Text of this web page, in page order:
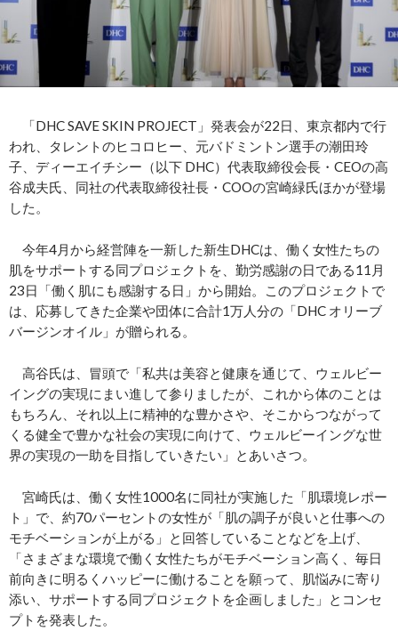
「DHC SAVE SKIN PROJECT」発表会が22日、東京都内で行
われ、タレントのヒコロヒー、元バドミントン選手の潮田玲
子、ディーエイチシー（以下 DHC）代表取締役会長・CEOの高
谷成夫氏、同社の代表取締役社長・COOの宮崎緑氏ほかが登場
した。
今年4月から経営陣を一新した新生DHCは、働く女性たちの
肌をサポートする同プロジェクトを、勤労感謝の日である11月
23日「働く肌にも感謝する日」から開始。このプロジェクトで
は、応募してきた企業や団体に合計1万人分の「DHC オリーブ
バージンオイル」が贈られる。
高谷氏は、冒頭で「私共は美容と健康を通じて、ウェルビー
イングの実現にまい進して参りましたが、これから体のことは
もちろん、それ以上に精神的な豊かさや、そこからつながって
くる健全で豊かな社会の実現に向けて、ウェルビーイングな世
界の実現の一助を目指していきたい」とあいさつ。
宮崎氏は、働く女性1000名に同社が実施した「肌環境レポー
ト」で、約70パーセントの女性が「肌の調子が良いと仕事への
モチベーションが上がる」と回答していることなどを上げ、
「さまざまな環境で働く女性たちがモチベーション高く、毎日
前向きに明るくハッピーに働けることを願って、肌悩みに寄り
添い、サポートする同プロジェクトを企画しました」とコンセ
プトを発表した。